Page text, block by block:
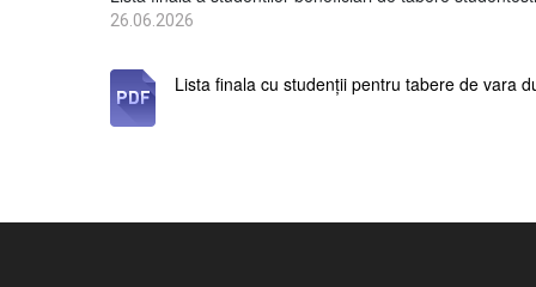
26.06.2026
Lista finala cu studenții pentru tabere de vara